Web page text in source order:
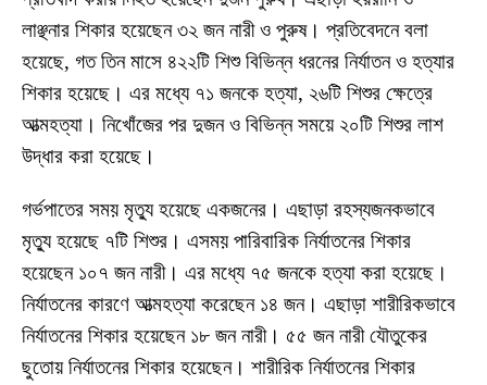
লাঞ্ছনার শিকার হয়েছেন ৩২ জন নারী ও পুরুষ। প্রতিবেদনে বলা
হয়েছে, গত তিন মাসে ৪২২টি শিশু বিভিন্ন ধরনের নির্যাতন ও হত্যার
শিকার হয়েছে। এর মধ্যে ৭১ জনকে হত্যা, ২৬টি শিশুর ক্ষেত্রে
আত্মহত্যা। নিখোঁজের পর দুজন ও বিভিন্ন সময়ে ২০টি শিশুর লাশ
উদ্ধার করা হয়েছে।
গর্ভপাতের সময় মৃত্যু হয়েছে একজনের। এছাড়া রহস্যজনকভাবে
মৃত্যু হয়েছে ৭টি শিশুর। এসময় পারিবারিক নির্যাতনের শিকার
হয়েছেন ১০৭ জন নারী। এর মধ্যে ৭৫ জনকে হত্যা করা হয়েছে।
নির্যাতনের কারণে আত্মহত্যা করেছেন ১৪ জন। এছাড়া শারীরিকভাবে
নির্যাতনের শিকার হয়েছেন ১৮ জন নারী। ৫৫ জন নারী যৌতুকের
ছুতোয় নির্যাতনের শিকার হয়েছেন। শারীরিক নির্যাতনের শিকার